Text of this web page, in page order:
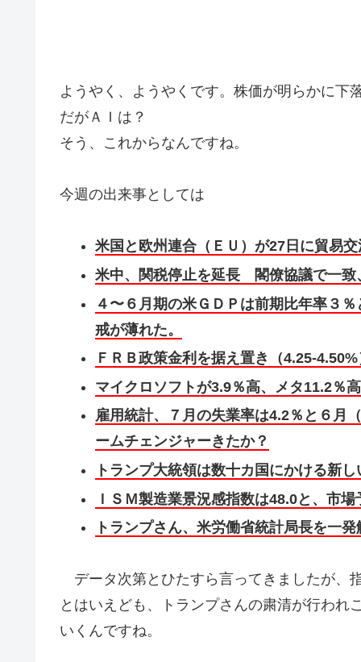
ようやく、ようやくです。株価が明らかに下
だがＡＩは？
そう、これからなんですね。
今週の出来事としては
米国と欧州連合（ＥＵ）が27日に貿易
米中、関税停止を延長 閣僚協議で一致
４〜６月期の米ＧＤＰは前期比年率３
戒が薄れた。
ＦＲＢ政策金利を据え置き（4.25-
マイクロソフトが3.9％高、メタ11.2％
雇用統計、７月の失業率は4.2％と６月
ームチェンジャーきたか？
トランプ大統領は数十カ国にかける新
ＩＳＭ製造業景況感指数は48.0と、市
トランプさん、米労働省統計局長を一
データ次第とひたすら言ってきましたが、
とはいえども、トランプさんの粛清が行われ
いくんですね。